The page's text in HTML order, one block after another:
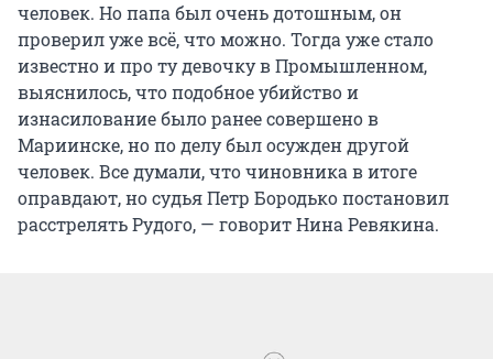
человек. Но папа был очень дотошным, он
проверил уже всё, что можно. Тогда уже стало
известно и про ту девочку в Промышленном,
выяснилось, что подобное убийство и
изнасилование было ранее совершено в
Мариинске, но по делу был осужден другой
человек. Все думали, что чиновника в итоге
оправдают, но судья Петр Бородько постановил
расстрелять Рудого, — говорит Нина Ревякина.